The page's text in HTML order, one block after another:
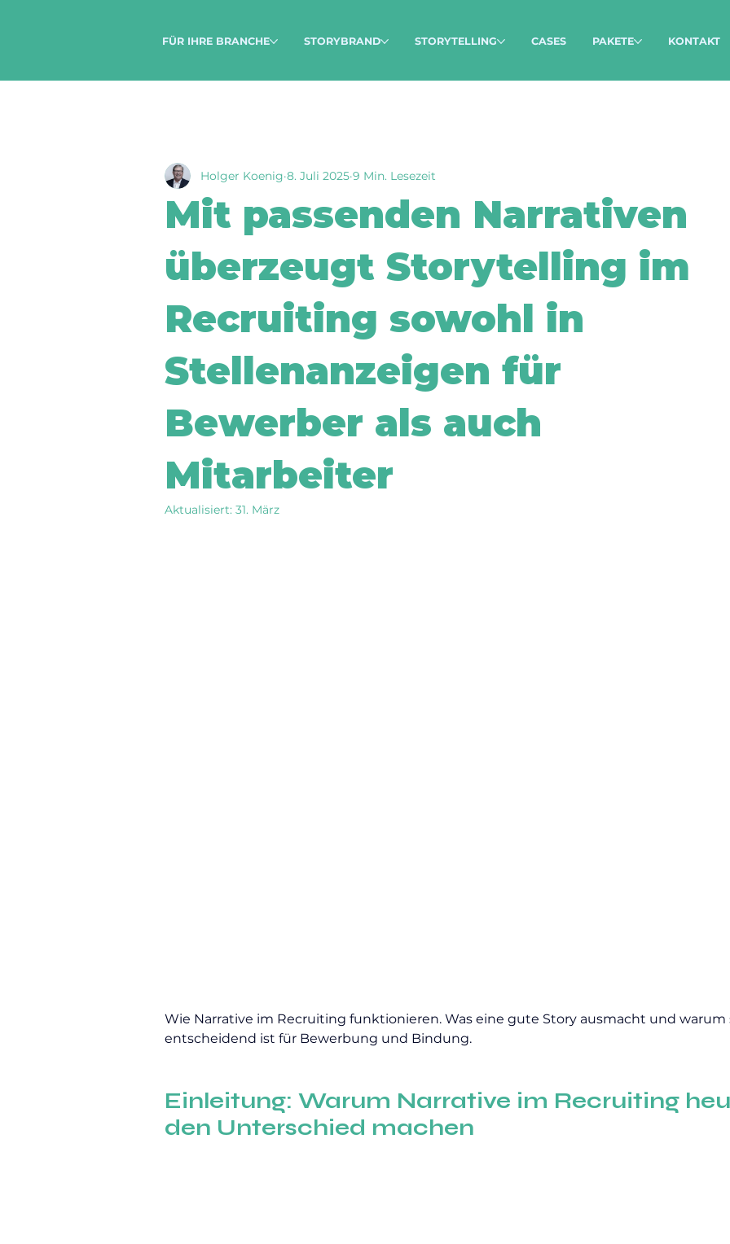
FÜR IHRE BRANCHE STORYBRAND STORYTELLING CASES PAKETE KONTAKT
Mit passenden Narrativen
überzeugt Storytelling im
Recruiting sowohl in
Stellenanzeigen für
Bewerber als auch
Mitarbeiter
Holger Koenig 8. Juli 2025 9 Min. Lesezeit
Aktualisiert:31. März
Wie Narrative im Recruiting funktionieren. Was eine gute Story ausmacht und
entscheidend ist für Bewerbung und Bindung.
Einleitung: Warum Narrative im Recruiting
den Unterschied machen